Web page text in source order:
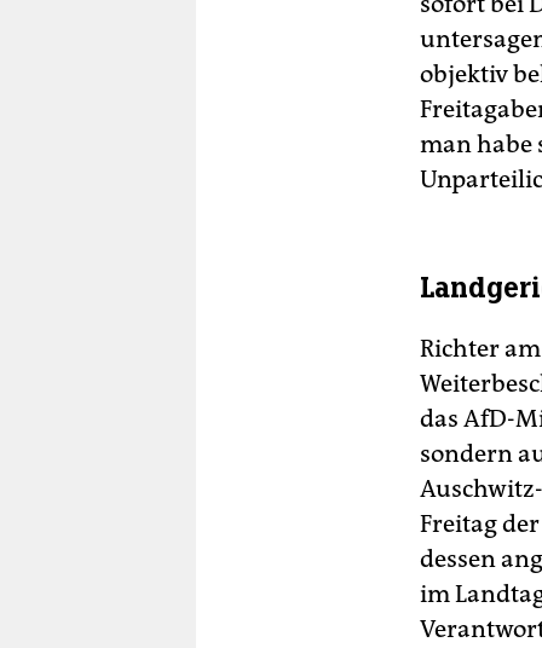
objektiv
man habe
Richter
das AfD-
sondern
Freitag
dessen
im